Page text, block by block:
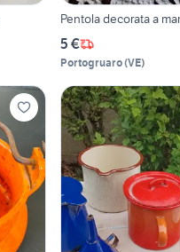
Pentola decorata a
5 €
Portogruaro(VE)